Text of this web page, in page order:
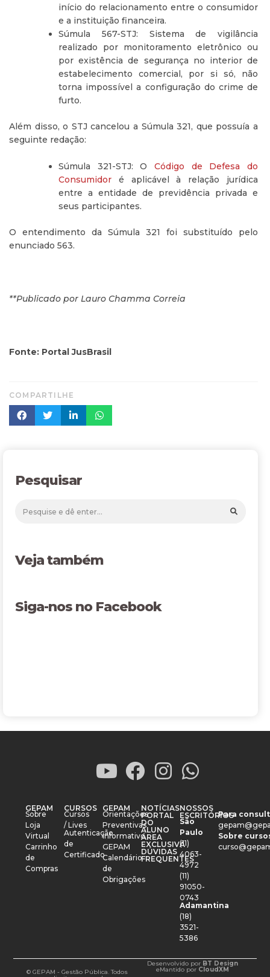
início do relacionamento entre o consumidor
e a instituição financeira.
Súmula 567-STJ: Sistema de vigilância
realizado por monitoramento eletrônico ou
por existência de segurança no interior de
estabelecimento comercial, por si só, não
torna impossível a configuração do crime de
furto.
Além disso, o STJ cancelou a Súmula 321, que possuía a
seguinte redação:
Súmula 321-STJ: O Código de Defesa do
Consumidor é aplicável à relação jurídica
entre a entidade de previdência privada e
seus participantes.
O entendimento da Súmula 321 foi substituído pelo
enunciado 563.
**Publicado por Lauro Chamma Correia
Fonte: Portal JusBrasil
COMPARTILHE
Pesquisar
Veja também
Siga-nos no Facebook
GEPAM
Sobre
Loja
Virtual
Carrinho
de
Compras
CURSOS
Cursos
/ Lives
Autenticação
de
Certificado
GEPAM
Orientações
Preventivas
Informativo
GEPAM
Calendário
de
Obrigações
NOTÍCIAS
PORTAL
DO
ALUNO
ÁREA
EXCLUSIVA
DÚVIDAS
FREQUENTES
NOSSOS
ESCRITÓRIOS
São
Paulo
(11)
4063-
4972
(11)
91050-
0743
Adamantina
(18)
3521-
5386
Para
Sobre
© GEPAM - Gestão Pública. Todos
Desenvolvido por BT Design
eMantido por CloudXM